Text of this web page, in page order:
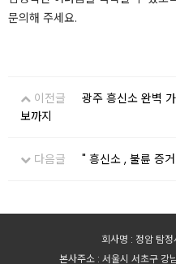
문의해 주세요.
이전글
광주 흥신소 완벽
보까지
다음글 " 흥신소 , 불륜 증
회사명 : 정암 탐
본사주소 : 서울시 서초구